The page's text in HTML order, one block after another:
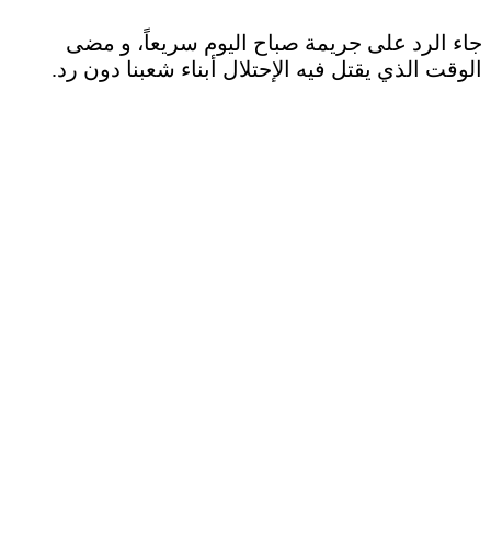
جاء الرد على جريمة صباح اليوم سريعاً، و مضى
الوقت الذي يقتل فيه الإحتلال أبناء شعبنا دون رد.